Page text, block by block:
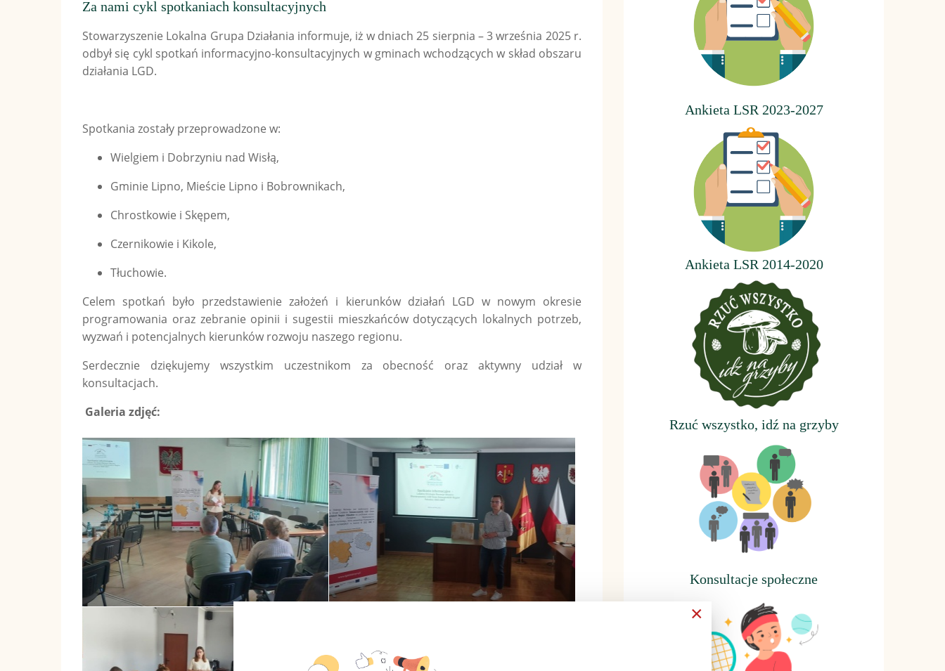
Za nami cykl spotkaniach konsultacyjnych
Stowarzyszenie Lokalna Grupa Działania informuje, iż w dniach 25 sierpnia – 3 września 2025 r.
odbył się cykl spotkań informacyjno-konsultacyjnych w gminach wchodzących w skład obszaru
działania LGD.
Spotkania zostały przeprowadzone w:
Wielgiem i Dobrzyniu nad Wisłą,
Gminie Lipno, Mieście Lipno i Bobrownikach,
Chrostkowie i Skępem,
Czernikowie i Kikole,
Tłuchowie.
Celem spotkań było przedstawienie założeń i kierunków działań LGD w nowym okresie
programowania oraz zebranie opinii i sugestii mieszkańców dotyczących lokalnych potrzeb,
wyzwań i potencjalnych kierunków rozwoju naszego regionu.
Serdecznie dziękujemy wszystkim uczestnikom za obecność oraz aktywny udział w
konsultacjach.
Galeria zdjęć:
Ankieta LSR 2023-2027
Ankieta LSR 2014-2020
Rzuć wszystko, idź na grzyby
Konsultacje społeczne
×